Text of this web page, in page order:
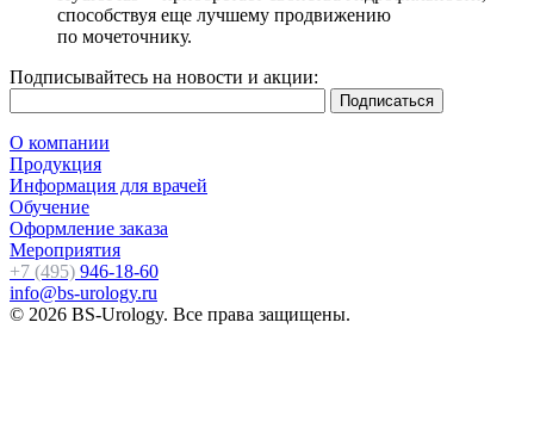
способствуя еще лучшему продвижению
по мочеточнику.
Подписывайтесь на новости и акции:
О компании
Продукция
Информация для врачей
Обучение
Оформление заказа
Мероприятия
+7 (495) 946-18-60
info@bs-urology.ru
© 2026 BS-Urology. Все права защищены.